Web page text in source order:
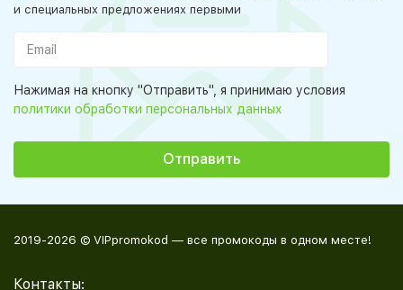
и специальных предложениях первыми
Нажимая на кнопку "Отправить", я принимаю условия
политики обработки персональных данных
2019-2026 © VIPpromokod — все промокоды в одном месте!
Контакты: